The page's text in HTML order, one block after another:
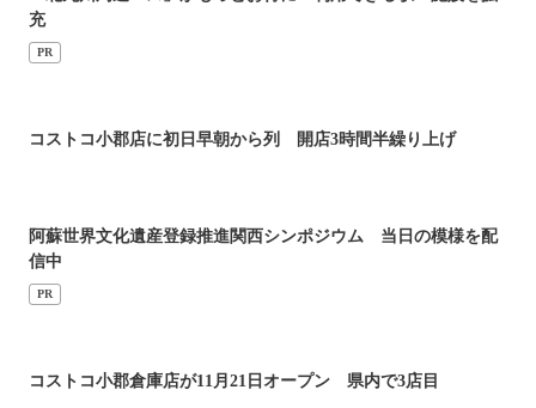
充
PR
コストコ小郡店に初日早朝から列 開店3時間半繰り上げ
阿蘇世界文化遺産登録推進関西シンポジウム 当日の模様を配
信中
PR
コストコ小郡倉庫店が11月21日オープン 県内で3店目